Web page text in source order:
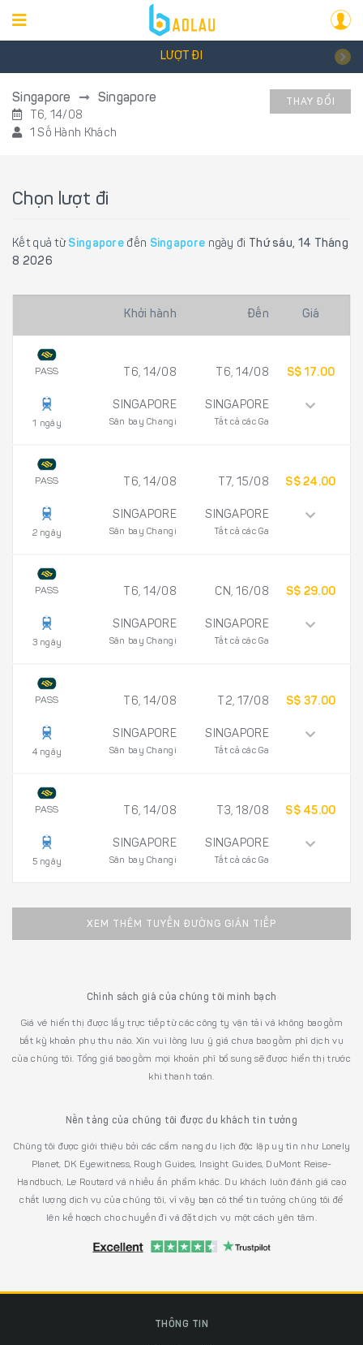
LƯỢT ĐI
Singapore Singapore
T6, 14/08
1 Số Hành Khách
THAY ĐỔI
Chọn lượt đi
Kết quả từ Singapore đến Singapore ngày đi Thứ sáu, 14 Tháng
8 2026
Khởi hành Đến Giá
PASS
1 ngày
T6, 14/08
SINGAPORE
Sân bay Changi
T6, 14/08
SINGAPORE
Tất cả các Ga
S$ 17.00
PASS
2 ngày
T6, 14/08
SINGAPORE
Sân bay Changi
T7, 15/08
SINGAPORE
Tất cả các Ga
S$ 24.00
PASS
3 ngày
T6, 14/08
SINGAPORE
Sân bay Changi
CN, 16/08
SINGAPORE
Tất cả các Ga
S$ 29.00
PASS
4 ngày
T6, 14/08
SINGAPORE
Sân bay Changi
T2, 17/08
SINGAPORE
Tất cả các Ga
S$ 37.00
PASS
5 ngày
T6, 14/08
SINGAPORE
Sân bay Changi
T3, 18/08
SINGAPORE
Tất cả các Ga
S$ 45.00
XEM THÊM TUYẾN ĐƯỜNG GIÁN TIẾP
Chính sách giá của chúng tôi minh bạch
Giá vé hiển thị được lấy trực tiếp từ các công ty vận tải và không bao gồm
bất kỳ khoản phụ thu nào. Xin vui lòng lưu ý giá chưa bao gồm phí dịch vụ
của chúng tôi. Tổng giá bao gồm mọi khoản phí bổ sung sẽ được hiển thị trước
khi thanh toán.
Nền tảng của chúng tôi được du khách tin tưởng
Chúng tôi được giới thiệu bởi các cẩm nang du lịch độc lập uy tín như Lonely
Planet, DK Eyewitness, Rough Guides, Insight Guides, DuMont Reise-
Handbuch, Le Routard và nhiều ấn phẩm khác. Du khách luôn đánh giá cao
chất lượng dịch vụ của chúng tôi, vì vậy bạn có thể tin tưởng chúng tôi để
lên kế hoạch cho chuyến đi và đặt dịch vụ một cách yên tâm.
THÔNG TIN